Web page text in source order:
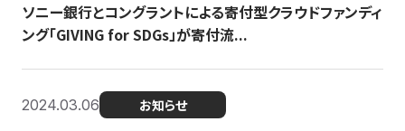
ソニー銀行とコングラントによる寄付型クラウドファンディ
ング「GIVING for SDGs」が寄付流...
2024.03.06 お知らせ